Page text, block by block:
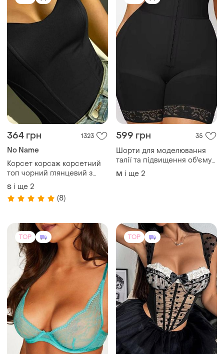
364 грн 1323
No Name
Корсет корсаж корсетний
топ чорний глянцевий з
ребрами трендовий 🖤
стильний модний новий
S і ще 2
(8)
599 грн 35
Шорти для моделювання
талії та підвищення об'єму
сідниць
M і ще 2
TOP TOP